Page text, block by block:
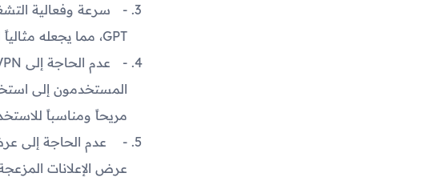
سرعة وفعالية
GPT، مما يجعله مثالياً للتفاعل السريع مع النظام والحصول على الإجابات بسرعة.
مريحاً ومناسباً
عرض الإعلانات